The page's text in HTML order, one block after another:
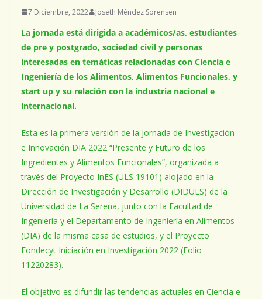
7 Diciembre, 2022 Joseth Méndez Sorensen
La jornada está dirigida a académicos/as, estudiantes
de pre y postgrado, sociedad civil y personas
interesadas en temáticas relacionadas con Ciencia e
Ingeniería de los Alimentos, Alimentos Funcionales, y
start up y su relación con la industria nacional e
internacional.
Esta es la primera versión de la Jornada de Investigación
e Innovación DIA 2022 “Presente y Futuro de los
Ingredientes y Alimentos Funcionales”, organizada a
través del Proyecto InES (ULS 19101) alojado en la
Dirección de Investigación y Desarrollo (DIDULS) de la
Universidad de La Serena, junto con la Facultad de
Ingeniería y el Departamento de Ingeniería en Alimentos
(DIA) de la misma casa de estudios, y el Proyecto
Fondecyt Iniciación en Investigación 2022 (Folio
11220283).
El objetivo es difundir las tendencias actuales en Ciencia e